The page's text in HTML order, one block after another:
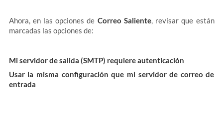
Ahora, en las opciones de Correo Saliente, revisar que están
marcadas las opciones de:
Mi servidor de salida (SMTP) requiere autenticación
Usar la misma configuración que mi servidor de correo de
entrada